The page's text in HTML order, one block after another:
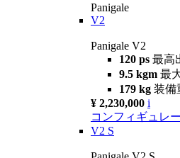
Panigale
V2
Panigale V2
120 ps 最高
9.5 kgm 最
179 kg 装備
¥ 2,230,000 i
コンフィギュレ
V2 S